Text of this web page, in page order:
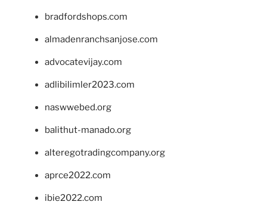
bradfordshops.com
almadenranchsanjose.com
advocatevijay.com
adlibilimler2023.com
naswwebed.org
balithut-manado.org
alteregotradingcompany.org
aprce2022.com
ibie2022.com